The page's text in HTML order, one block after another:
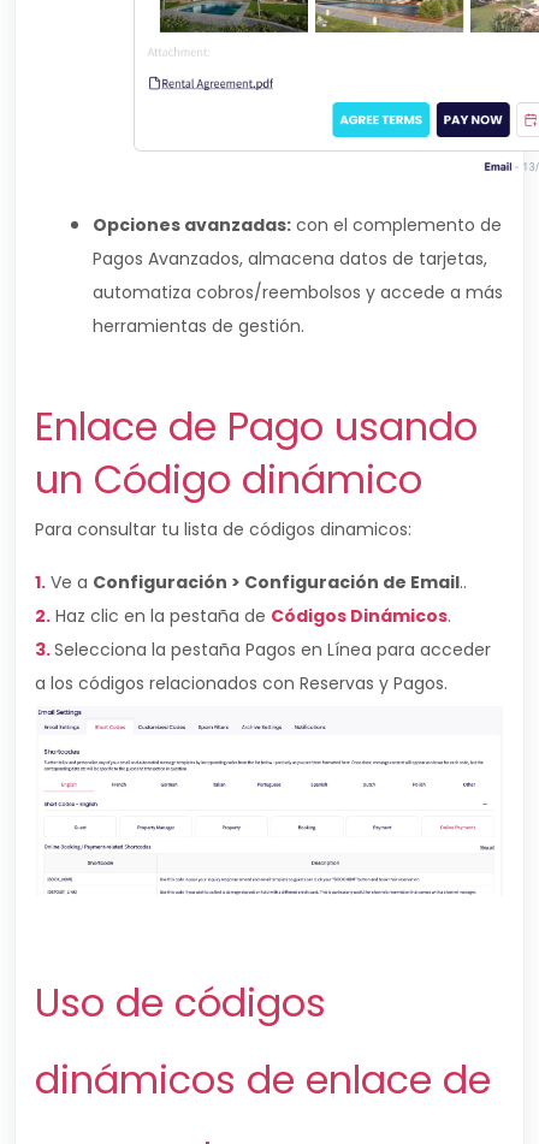
Opciones avanzadas: con el complemento de
Pagos Avanzados, almacena datos de tarjetas,
automatiza cobros/reembolsos y accede a más
herramientas de gestión.
Enlace de Pago usando
un Código dinámico
Para consultar tu lista de códigos dinamicos:
1. Ve a Configuración > Configuración de Email..
2. Haz clic en la pestaña de Códigos Dinámicos.
3.Selecciona la pestaña Pagos en Línea para acceder
a los códigos relacionados con Reservas y Pagos.
Uso de códigos
dinámicos de enlace de